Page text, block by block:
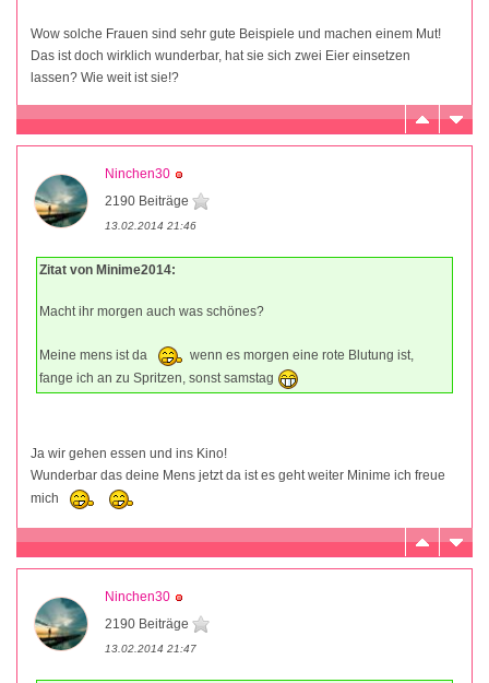
Wow solche Frauen sind sehr gute Beispiele und machen einem Mut!
Das ist doch wirklich wunderbar, hat sie sich zwei Eier einsetzen
lassen? Wie weit ist sie!?
Ninchen30
2190 Beiträge
13.02.2014 21:46
Zitat von Minime2014:
Macht ihr morgen auch was schönes?
Meine mens ist da
wenn es morgen eine rote Blutung ist,
fange ich an zu Spritzen, sonst samstag
Ja wir gehen essen und ins Kino!
Wunderbar das deine Mens jetzt da ist es geht weiter Minime ich freue
mich
Ninchen30
2190 Beiträge
13.02.2014 21:47